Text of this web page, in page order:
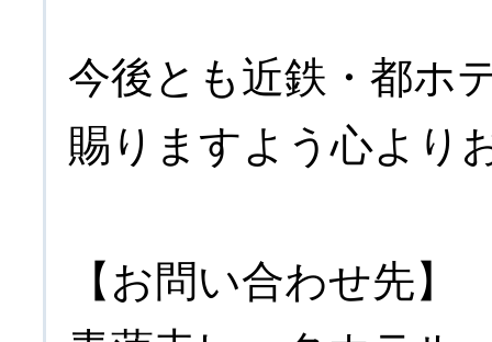
今後とも近鉄・都ホ
賜りますよう心より
【お問い合わせ先】